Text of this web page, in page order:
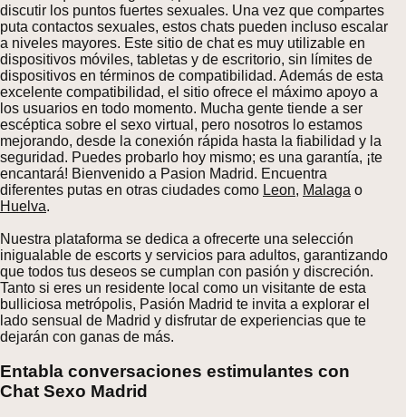
discutir los puntos fuertes sexuales. Una vez que compartes
puta contactos sexuales, estos chats pueden incluso escalar
a niveles mayores. Este sitio de chat es muy utilizable en
dispositivos móviles, tabletas y de escritorio, sin límites de
dispositivos en términos de compatibilidad. Además de esta
excelente compatibilidad, el sitio ofrece el máximo apoyo a
los usuarios en todo momento. Mucha gente tiende a ser
escéptica sobre el sexo virtual, pero nosotros lo estamos
mejorando, desde la conexión rápida hasta la fiabilidad y la
seguridad. Puedes probarlo hoy mismo; es una garantía, ¡te
encantará! Bienvenido a Pasion Madrid. Encuentra
diferentes putas en otras ciudades como Leon, Malaga o
Huelva.
Nuestra plataforma se dedica a ofrecerte una selección
inigualable de escorts y servicios para adultos, garantizando
que todos tus deseos se cumplan con pasión y discreción.
Tanto si eres un residente local como un visitante de esta
bulliciosa metrópolis, Pasión Madrid te invita a explorar el
lado sensual de Madrid y disfrutar de experiencias que te
dejarán con ganas de más.
Entabla conversaciones estimulantes con
Chat Sexo Madrid